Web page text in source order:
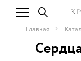
Главная